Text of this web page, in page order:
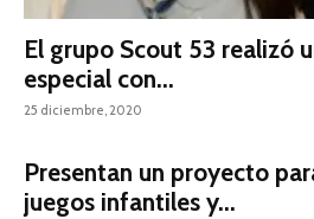
El grupo Scout 53 realizó
especial con...
25 diciembre, 2020
Presentan un proyecto
juegos infantiles y...